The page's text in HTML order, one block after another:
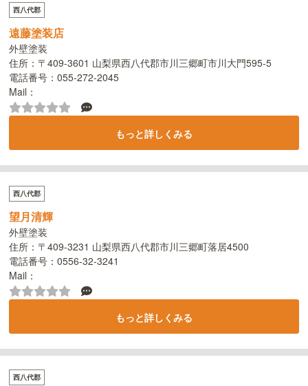
西八代郡
遠藤塗装店
外壁塗装
住所：〒409-3601 山梨県西八代郡市川三郷町市川大門595-5
電話番号：055-272-2045
Mail：
もっと詳しくみる
西八代郡
望月清輝
外壁塗装
住所：〒409-3231 山梨県西八代郡市川三郷町落居4500
電話番号：0556-32-3241
Mail：
もっと詳しくみる
西八代郡